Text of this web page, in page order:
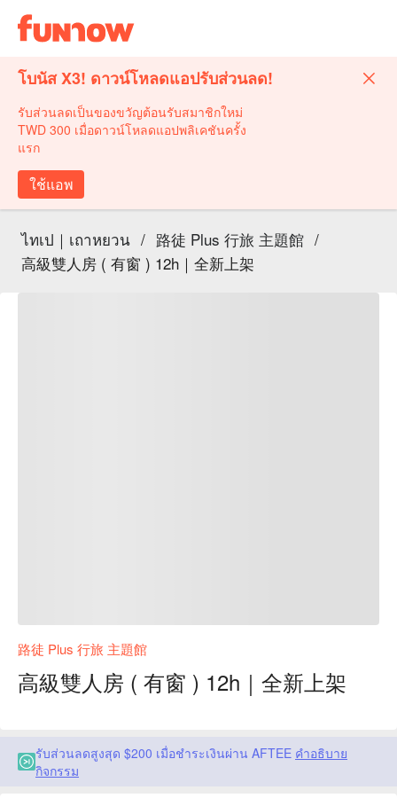
โบนัส X3! ดาวน์โหลดแอปรับส่วนลด!
รับส่วนลดเป็นของขวัญต้อนรับสมาชิกใหม่
TWD 300 เมื่อดาวน์โหลดแอปพลิเคชันครั้ง
แรก
ใช้แอพ
ไทเป｜เถาหยวน / 路徒 Plus 行旅 主題館 /
高級雙人房 ( 有窗 ) 12h｜全新上架
路徒 Plus 行旅 主題館
高級雙人房 ( 有窗 ) 12h｜全新上架
รับส่วนลดสูงสุด $200 เมื่อชำระเงินผ่าน AFTEE คำอธิบาย
กิจกรรม